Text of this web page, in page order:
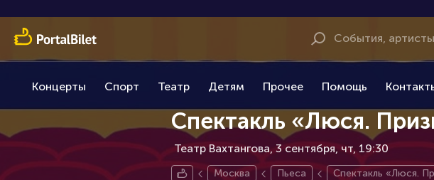
Концерты Спорт Театр Детям Прочее Помощь
Спектакль «Люся.
Театр Вахтангова, 3 сентября чт, 19:30
Москва Пьеса Спектакль «Люся.